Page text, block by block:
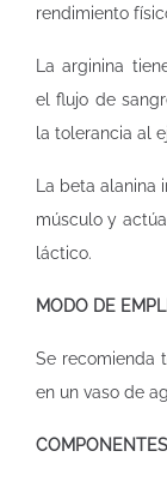
rendimiento
La arginina
el flujo de
la tolerancia al
La beta
músculo y
láctico.
MODO DE
Se recomienda
en un vaso de
COMPONENTES